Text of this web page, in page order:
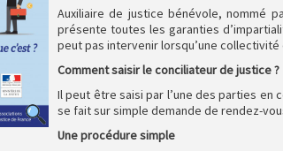
Auxiliaire de justice bénévole, nommé
présente toutes les garanties
peut pas intervenir lorsqu’une collectivité
Comment saisir le conciliateur de justice ?
Il peut être saisi par l’une des parties en
se fait sur simple demande de rendez-
Une procédure simple